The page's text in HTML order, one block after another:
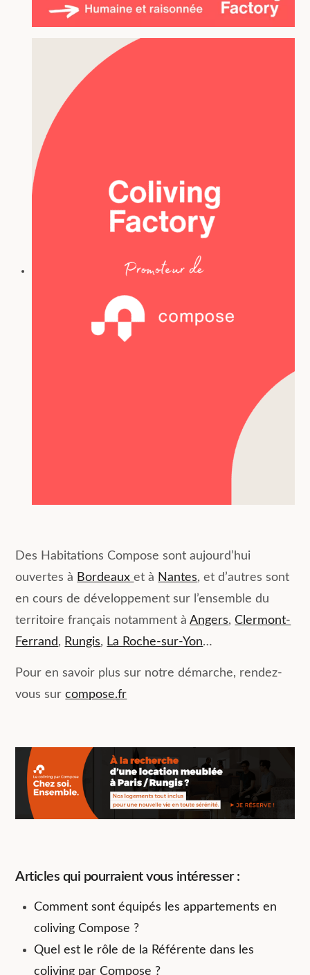
Des Habitations Compose sont aujourd’hui
ouvertes à Bordeauxet à Nantes, et d’autres sont
en cours de développement sur l’ensemble du
territoire français notamment àAngers,Clermont-
Ferrand, Rungis, La Roche-sur-Yon…
Pour en savoir plus sur notre démarche, rendez-
vous surcompose.fr
Articles qui pourraient vous intéresser :
Comment sont équipés les appartements en
coliving Compose ?
Quel est le rôle de la Référente dans les
coliving par Compose ?